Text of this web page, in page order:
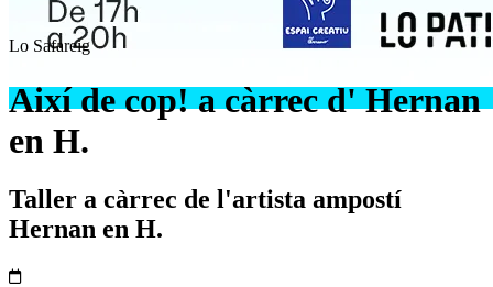
Lo Safareig
Així de cop! a càrrec d' Hernan
en H.
Taller a càrrec de l'artista ampostí
Hernan en H.